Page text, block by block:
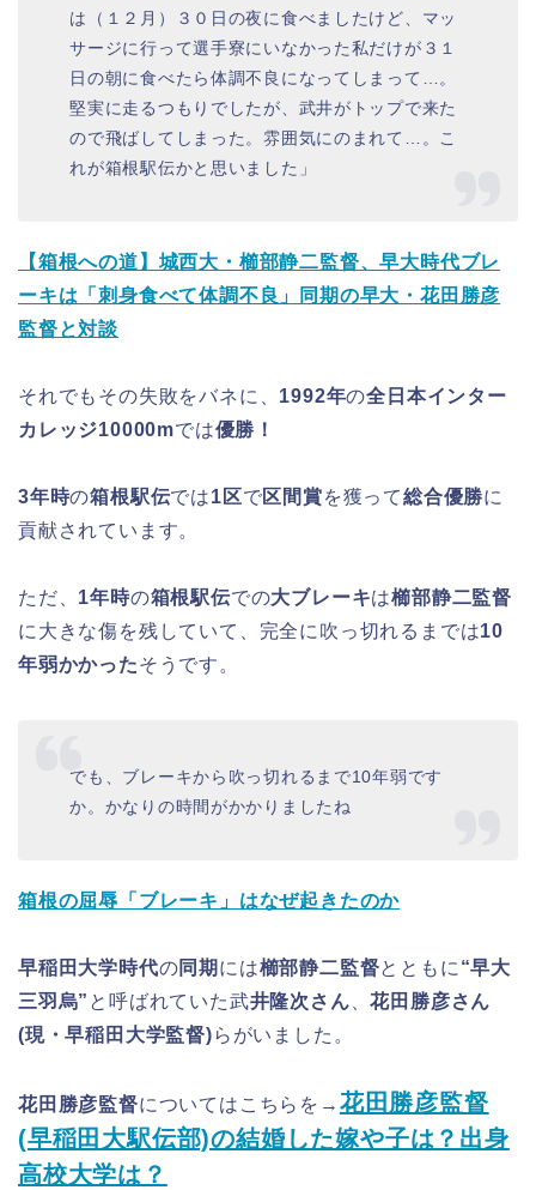
は（１２月）３０日の夜に食べましたけど、マッ
サージに行って選手寮にいなかった私だけが３１
日の朝に食べたら体調不良になってしまって…。
堅実に走るつもりでしたが、武井がトップで来た
ので飛ばしてしまった。雰囲気にのまれて…。こ
れが箱根駅伝かと思いました」
【箱根への道】城西大・櫛部静二監督、早大時代ブレ
ーキは「刺身食べて体調不良」同期の早大・花田勝彦
監督と対談
それでもその失敗をバネに、 1992年の全日本インター
カレッジ10000mでは優勝！
3年時の箱根駅伝では1区で区間賞を獲って総合優勝に
貢献されています。
ただ、 1年時の箱根駅伝での大ブレーキは櫛部静二監督
に大きな傷を残していて、完全に吹っ切れるまでは10
年弱かかったそうです。
でも、ブレーキから吹っ切れるまで10年弱です
か。かなりの時間がかかりましたね
箱根の屈辱「ブレーキ」はなぜ起きたのか
早稲田大学時代の同期 には櫛部静二監督とともに “早大
三羽烏” と呼ばれていた武井隆次さん 、花田勝彦さん
(現・早稲田大学監督)らがいました。
花田勝彦監督についてはこちらを→ 花田勝彦監督
(早稲田大駅伝部)の結婚した嫁や子は？出身
高校大学は？